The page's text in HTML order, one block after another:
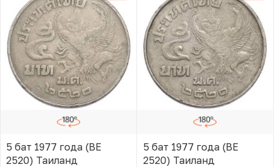
5 бат 1977 года (BE
2520) Таиланд
5 бат 1977 года (BE
2520) Таиланд